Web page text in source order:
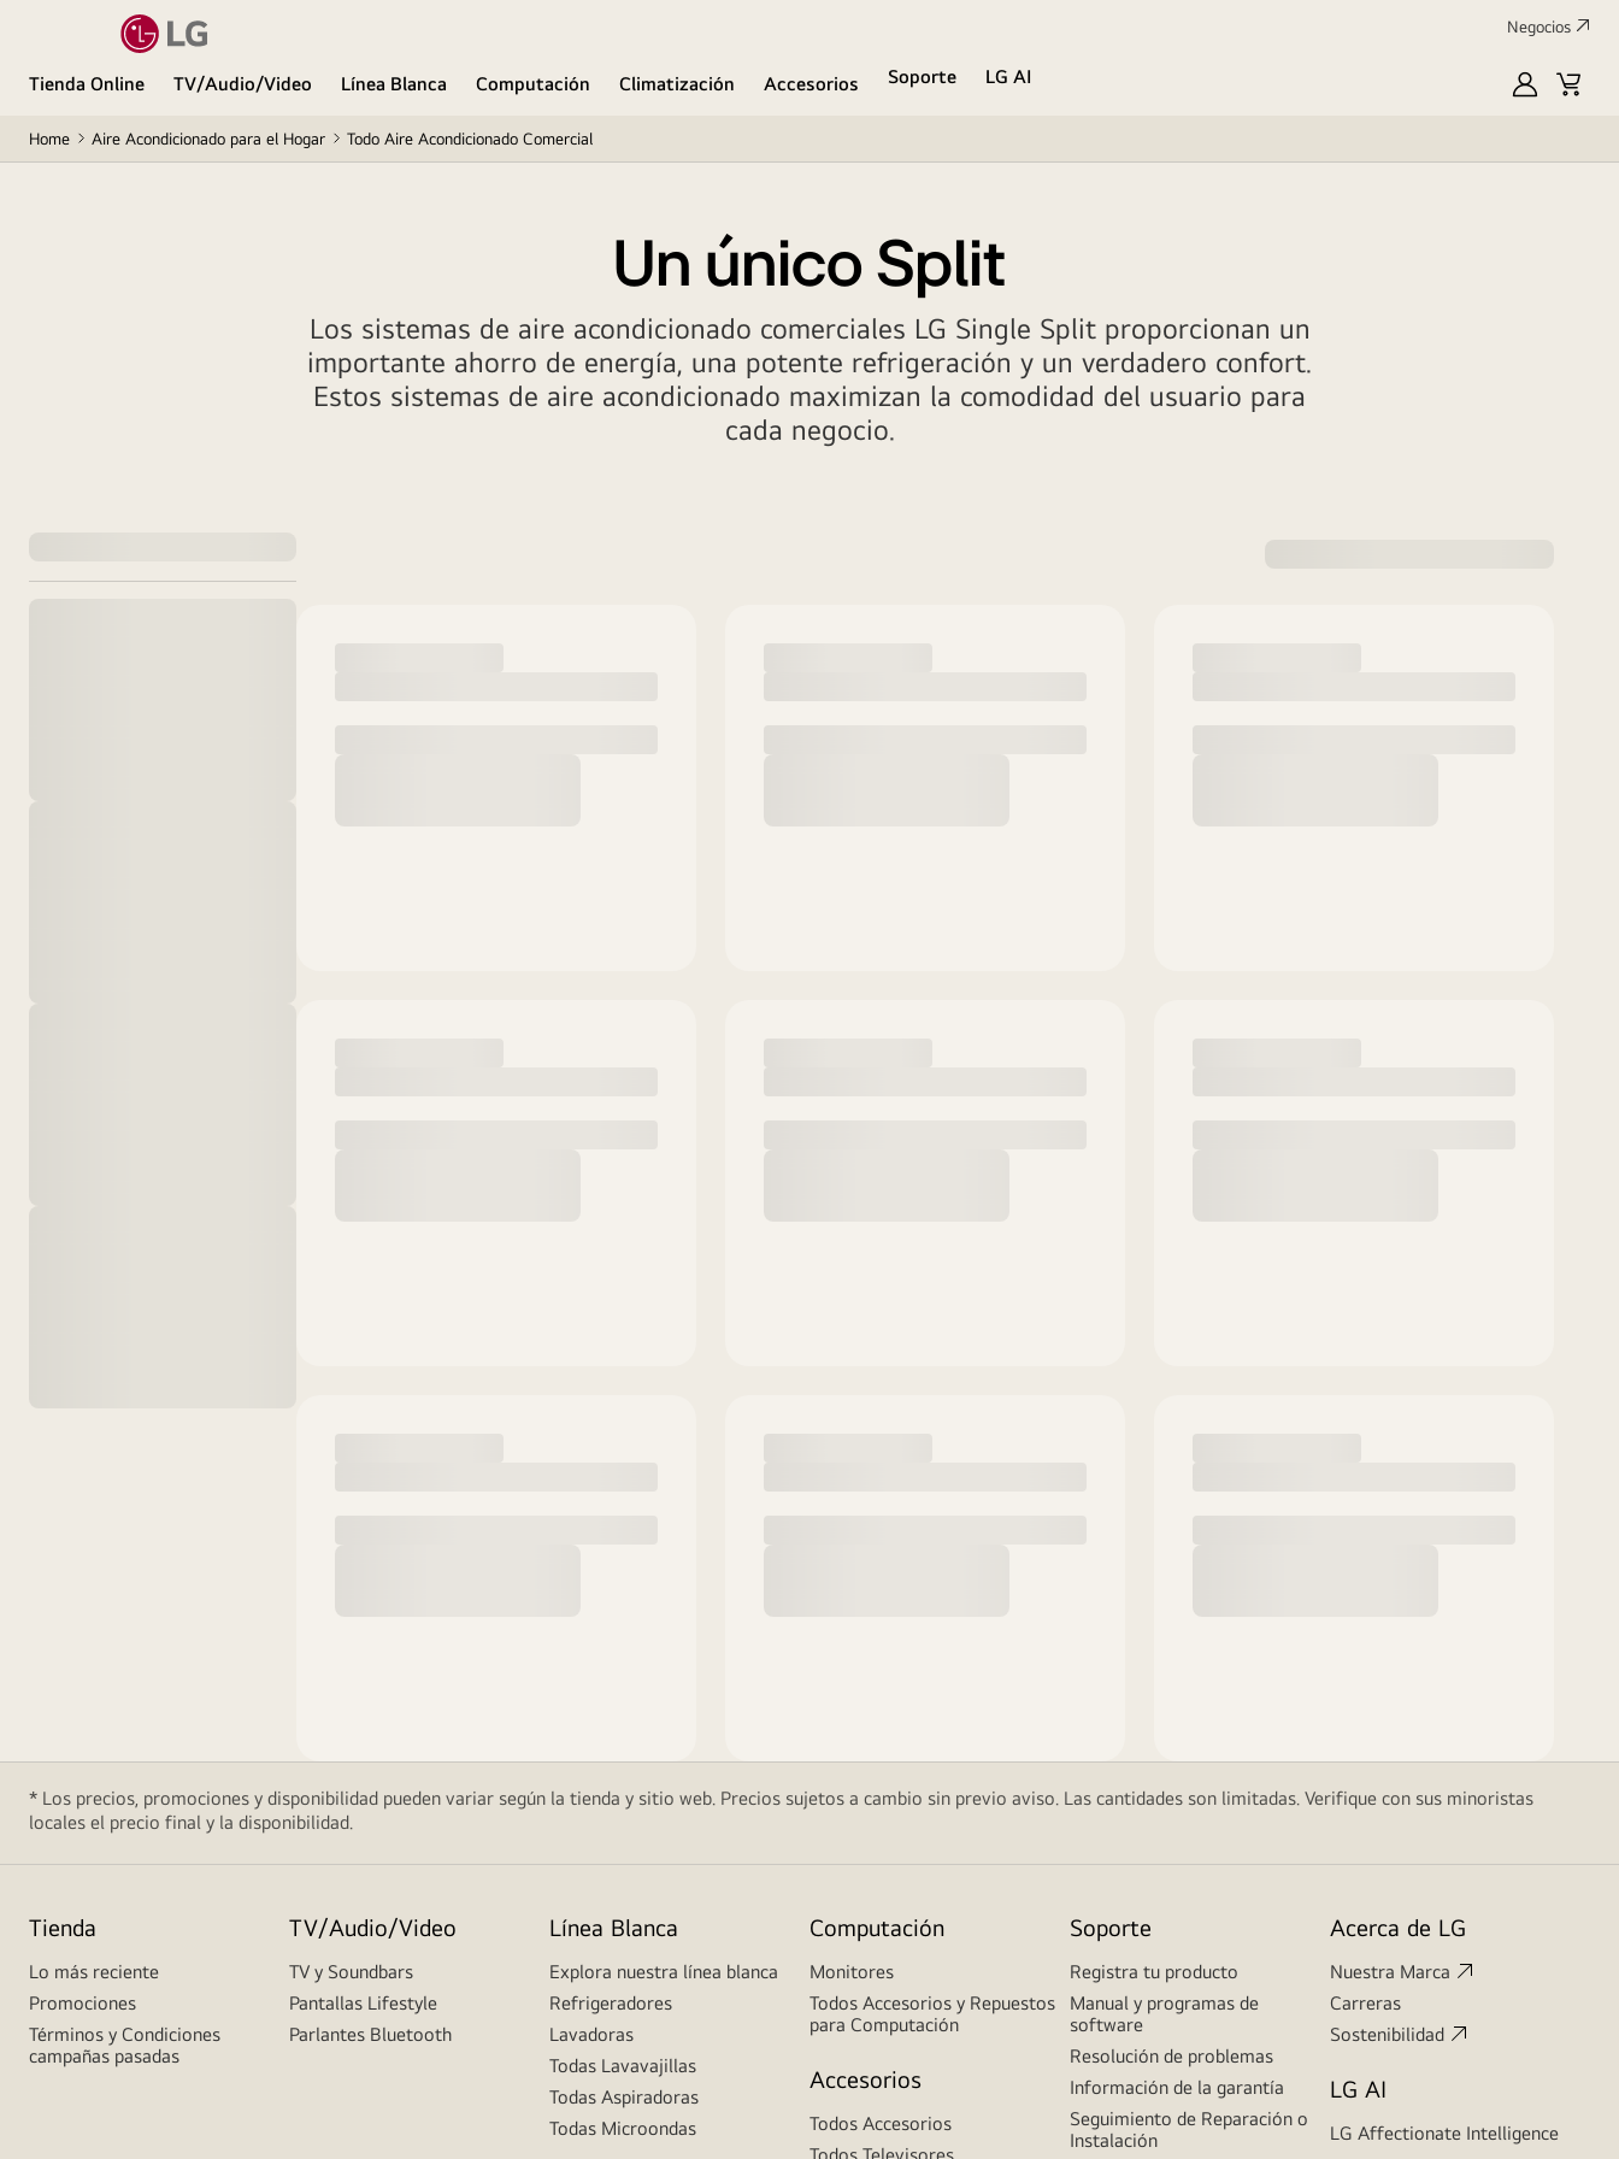
Negocios
Tienda Online TV/Audio/Video Línea Blanca Computación Climatización Accesorios Soporte
LG AI
MyLG
Home Aire Acondicionado para el Hogar Todo Aire Acondicionado Comercial
Un único Split
Los sistemas de aire acondicionado comerciales LG Single Split proporcionan un
importante ahorro de energía, una potente refrigeración y un verdadero confort.
Estos sistemas de aire acondicionado maximizan la comodidad del usuario para
cada negocio.
* Los precios, promociones y disponibilidad pueden variar según la tienda y sitio web. Precios sujetos a cambio sin previo aviso. Las cantidades son limitadas. Verifique con sus minoristas
locales el precio final y la disponibilidad.
Tienda
Lo más reciente
Promociones
Términos y Condiciones
campañas pasadas
TV/Audio/Video
TV y Soundbars
Pantallas Lifestyle
Parlantes Bluetooth
Línea Blanca
Explora nuestra línea blanca
Refrigeradores
Lavadoras
Todas Lavavajillas
Todas Aspiradoras
Todas Microondas
Computación
Monitores
Todos Accesorios y Repuestos
para Computación
Accesorios
Todos Accesorios
Soporte
Registra tu producto
Manual y programas de
software
Resolución de problemas
Información de la garantía
Seguimiento de Reparación o
Instalación
Acerca de LG
Nuestra Marca
Carreras
Sostenibilidad
LG AI
LG Affectionate Intelligence